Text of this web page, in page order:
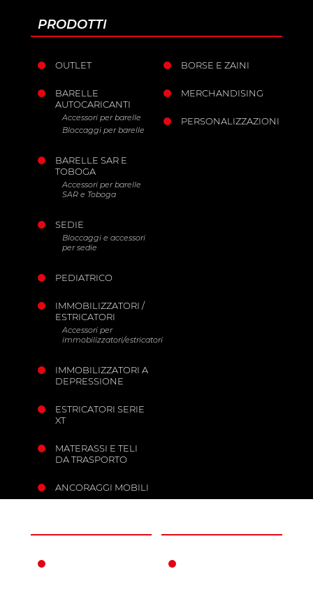
PRODOTTI
OUTLET
BARELLE
AUTOCARICANTI
Accessori per barelle
Bloccaggi per barelle
BARELLE SAR E
TOBOGA
Accessori per barelle
SAR e Toboga
SEDIE
Bloccaggi e accessori
per sedie
PEDIATRICO
IMMOBILIZZATORI /
ESTRICATORI
Accessori per
immobilizzatori/estricatori
IMMOBILIZZATORI A
DEPRESSIONE
ESTRICATORI SERIE
XT
MATERASSI E TELI
DA TRASPORTO
ANCORAGGI MOBILI
BORSE E ZAINI
MERCHANDISING
PERSONALIZZAZIONI